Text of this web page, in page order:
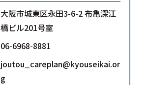
大阪市城東区永田3-6-2 布亀深江
橋ビル201号室
06-6968-8881
joutou_careplan@kyouseikai.or
g